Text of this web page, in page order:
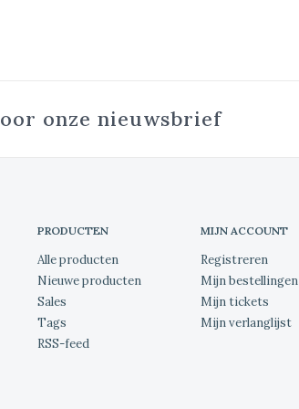
onze nieuwsbrief
PRODUCTEN
Alle producten
Nieuwe producten
Sales
Tags
RSS-feed
MIJN ACCOUNT
Registreren
Mijn bestellingen
Mijn tickets
Mijn verlanglijst